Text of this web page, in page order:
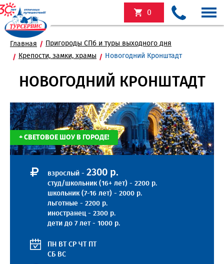
0
Главная
Пригороды СПб и туры выходного дня
Крепости, замки, храмы
Новогодний Кронштадт
НОВОГОДНИЙ КРОНШТАДТ
+ СВЕТОВОЕ ШОУ В ГОРОДЕ!
взрослый - 2300 р.
студ/школьник (16+ лет) - 2200 р.
школьник (7-16 лет) - 2000 р.
льготные - 2200 р.
иностранец - 2300 р.
дети до 7 лет - 1000 р.
ПН ВТ СР ЧТ
СБ ВС